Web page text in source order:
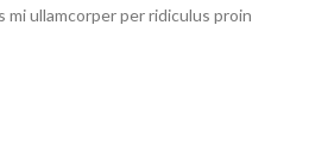
ullamcorper per ridiculus proin